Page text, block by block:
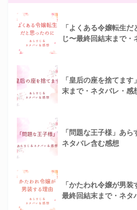
「よくある令嬢転生
じ〜最終回結末まで・
「皇后の座を捨てま
末まで・ネタバレ・感
「問題な王子様」あ
ネタバレ含む感想
「かたわれ令嬢が男
最終回結末まで・ネタ